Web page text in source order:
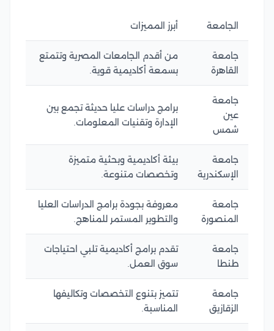
الجامعة أبرز المميزات
جامعة
القاهرة
من أقدم الجامعات المصرية وتتمتع
بسمعة أكاديمية قوية.
جامعة
عين
شمس
برامج دراسات عليا حديثة تجمع بين
الإدارة وتقنيات المعلومات.
جامعة
الإسكندرية
بيئة أكاديمية وبحثية متميزة
وتخصصات متنوعة.
جامعة
المنصورة
معروفة بجودة برامج الدراسات العليا
والتطوير المستمر للمناهج.
جامعة
طنطا
تقدم برامج أكاديمية تلبي احتياجات
سوق العمل.
جامعة
الزقازيق
تتميز بتنوع التخصصات وتكاليفها
المناسبة.